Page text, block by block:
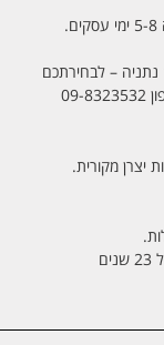
יצרן מקורית.